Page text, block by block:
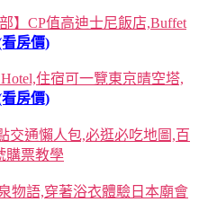
】CP值高迪士尼飯店,Buffet
房價)
Hotel,住宿可一覽東京晴空塔,
房價)
交通懶人包,必逛必吃地圖,百
購票教學
物語,穿著浴衣體驗日本廟會